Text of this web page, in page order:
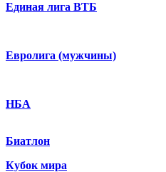
Единая лига ВТБ
Евролига (мужчины)
НБА
Биатлон
Кубок мира